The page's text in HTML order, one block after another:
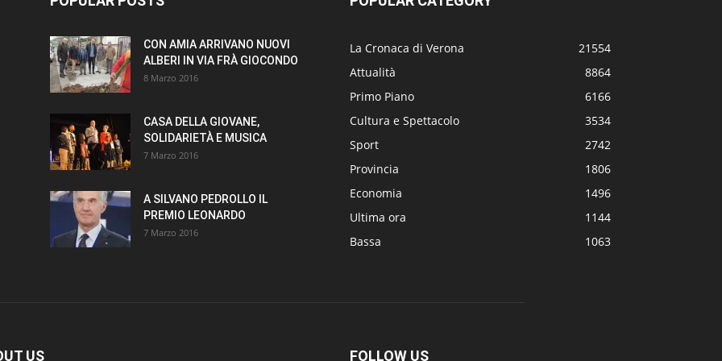
CON AMIA ARRIVANO NUOVI
ALBERI IN VIA FRÀ GIOCONDO
8 Marzo 2016
CASA DELLA GIOVANE,
SOLIDARIETÀ E MUSICA
7 Marzo 2016
A SILVANO PEDROLLO IL
PREMIO LEONARDO
7 Marzo 2016
La Cronaca di Verona
21554
Attualità
8864
Primo Piano
6166
Cultura e Spettacolo
3534
Sport
2742
Provincia
1806
Economia
1496
Ultima ora
1144
Bassa
1063
US FOLLOW US